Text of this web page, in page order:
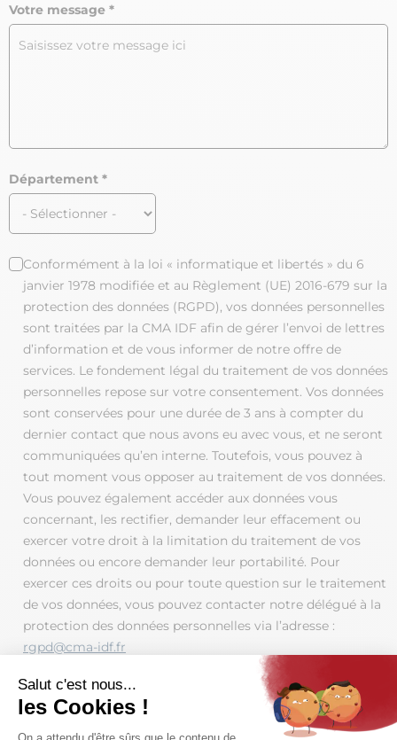
Votre message
Département
Conformément à la loi « informatique et libertés » du 6
janvier 1978 modifiée et au Règlement (UE) 2016-679 sur la
protection des données (RGPD), vos données personnelles
sont traitées par la CMA IDF afin de gérer l’envoi de lettres
d’information et de vous informer de notre offre de
services. Le fondement légal du traitement de vos données
personnelles repose sur votre consentement. Vos données
sont conservées pour une durée de 3 ans à compter du
dernier contact que nous avons eu avec vous, et ne seront
communiquées qu’en interne. Toutefois, vous pouvez à
tout moment vous opposer au traitement de vos données.
Vous pouvez également accéder aux données vous
concernant, les rectifier, demander leur effacement ou
exercer votre droit à la limitation du traitement de vos
données ou encore demander leur portabilité. Pour
exercer ces droits ou pour toute question sur le traitement
de vos données, vous pouvez contacter notre délégué à la
protection des données personnelles via l’adresse :
rgpd@cma-idf.fr
Si vous estimez, après nous avoir contactés, que vos droits
ne sont pas respectés, vous pouvez adresser une
réclamation auprès de la CNIL au 3 place de Fontenoy -